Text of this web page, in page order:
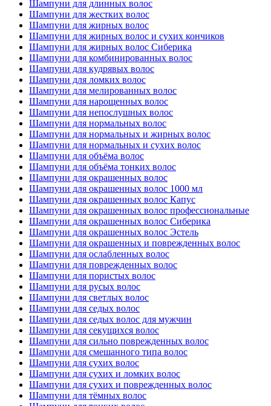
Шампуни для длинных волос
Шампуни для жестких волос
Шампуни для жирных волос
Шампуни для жирных волос и сухих кончиков
Шампуни для жирных волос Сиберика
Шампуни для комбинированных волос
Шампуни для кудрявых волос
Шампуни для ломких волос
Шампуни для мелированных волос
Шампуни для нарощенных волос
Шампуни для непослушных волос
Шампуни для нормальных волос
Шампуни для нормальных и жирных волос
Шампуни для нормальных и сухих волос
Шампуни для объёма волос
Шампуни для объёма тонких волос
Шампуни для окрашенных волос
Шампуни для окрашенных волос 1000 мл
Шампуни для окрашенных волос Капус
Шампуни для окрашенных волос профессиональные
Шампуни для окрашенных волос Сиберика
Шампуни для окрашенных волос Эстель
Шампуни для окрашенных и поврежденных волос
Шампуни для ослабленных волос
Шампуни для поврежденных волос
Шампуни для пористых волос
Шампуни для русых волос
Шампуни для светлых волос
Шампуни для седых волос
Шампуни для седых волос для мужчин
Шампуни для секущихся волос
Шампуни для сильно поврежденных волос
Шампуни для смешанного типа волос
Шампуни для сухих волос
Шампуни для сухих и ломких волос
Шампуни для сухих и поврежденных волос
Шампуни для тёмных волос